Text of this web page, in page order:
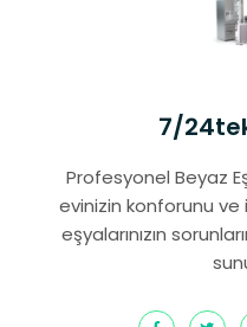
7/
Profesyonel Beyaz
evinizin konforunu
eşyalarınızın